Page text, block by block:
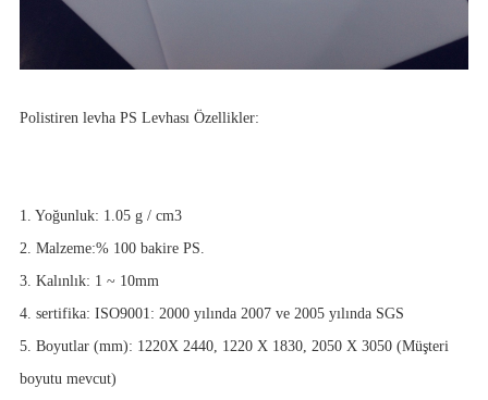
Polistiren levha PS Levhası Özellikler:
1. Yoğunluk: 1.05 g / cm3
2. Malzeme:% 100 bakire PS.
3. Kalınlık: 1 ~ 10mm
4. sertifika: ISO9001: 2000 yılında 2007 ve 2005 yılında SGS
5. Boyutlar (mm): 1220X 2440, 1220 X 1830, 2050 X 3050 (Müşteri
boyutu mevcut)